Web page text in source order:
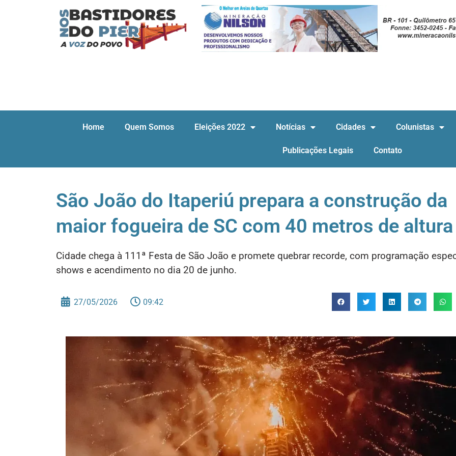
Home Quem Somos Eleições 2022 Notícias Cidades Colunistas
Publicações Legais Contato
São João do Itaperiú prepara a construção da
maior fogueira de SC com 40 metros de altura
Cidade chega à 111ª Festa de São João e promete quebrar recorde, com programação
shows e acendimento no dia 20 de junho.
27/05/2026 09:42